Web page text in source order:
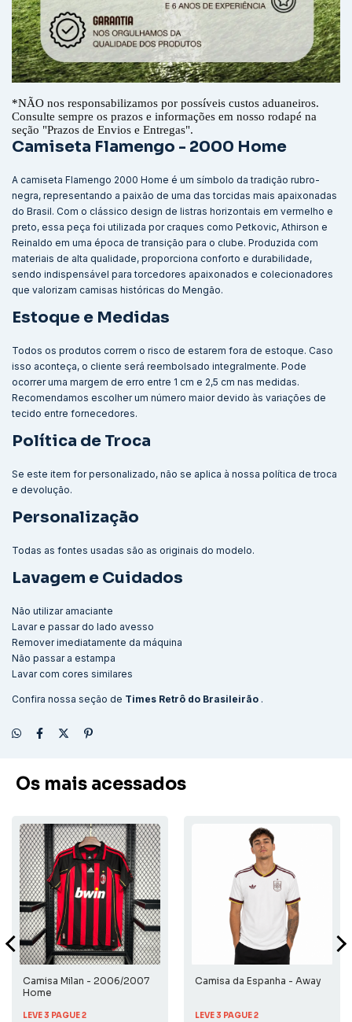
*NÃO nos responsabilizamos por possíveis custos aduaneiros.
Consulte sempre os prazos e informações em nosso rodapé na
seção "Prazos de Envios e Entregas".
Camiseta Flamengo - 2000 Home
A camiseta Flamengo 2000 Home é um símbolo da tradição rubro-
negra, representando a paixão de uma das torcidas mais apaixonadas
do Brasil. Com o clássico design de listras horizontais em vermelho e
preto, essa peça foi utilizada por craques como Petkovic, Athirson e
Reinaldo em uma época de transição para o clube. Produzida com
materiais de alta qualidade, proporciona conforto e durabilidade,
sendo indispensável para torcedores apaixonados e colecionadores
que valorizam camisas históricas do Mengão.
Estoque e Medidas
Todos os produtos correm o risco de estarem fora de estoque. Caso
isso aconteça, o cliente será reembolsado integralmente. Pode
ocorrer uma margem de erro entre 1 cm e 2,5 cm nas medidas.
Recomendamos escolher um número maior devido às variações de
tecido entre fornecedores.
Política de Troca
Se este item for personalizado, não se aplica à nossa política de troca
e devolução.
Personalização
Todas as fontes usadas são as originais do modelo.
Lavagem e Cuidados
Não utilizar amaciante
Lavar e passar do lado avesso
Remover imediatamente da máquina
Não passar a estampa
Lavar com cores similares
Confira nossa seção de Times Retrô do Brasileirão .
Os mais acessados
Camisa Milan - 2006/2007
Home
LEVE 3 PAGUE 2
Camisa da Espanha - Away
LEVE 3 PAGUE 2